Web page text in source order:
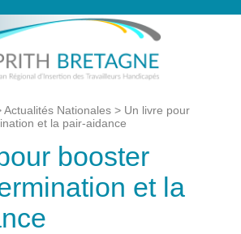
Actualités Nationales > Un livre pour
et la pair-aidance
booster
et la